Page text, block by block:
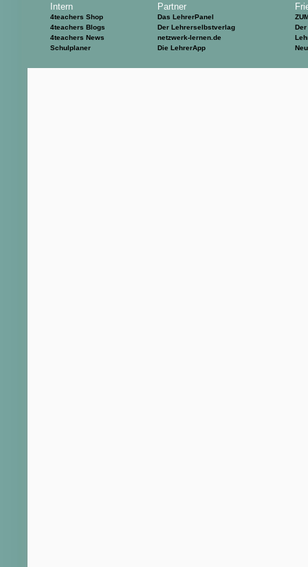
Intern
4teachers Shop
4teachers Blogs
4teachers News
Schulplaner
Partner
Das LehrerPanel
Der Lehrerselbstverlag
netzwerk-lernen.de
Die LehrerApp